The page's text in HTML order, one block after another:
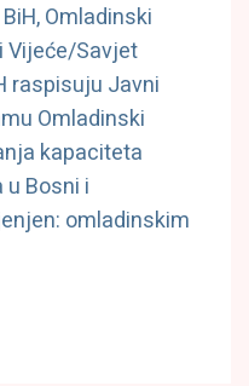
Omladinski
Vijeće/Savjet
raspisuju Javni
Omladinski
kapaciteta
Bosni i
omladinskim